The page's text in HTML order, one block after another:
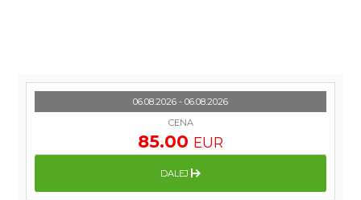
06.08.2026 - 06.08.2026
CENA
85.00 EUR
DALEJ